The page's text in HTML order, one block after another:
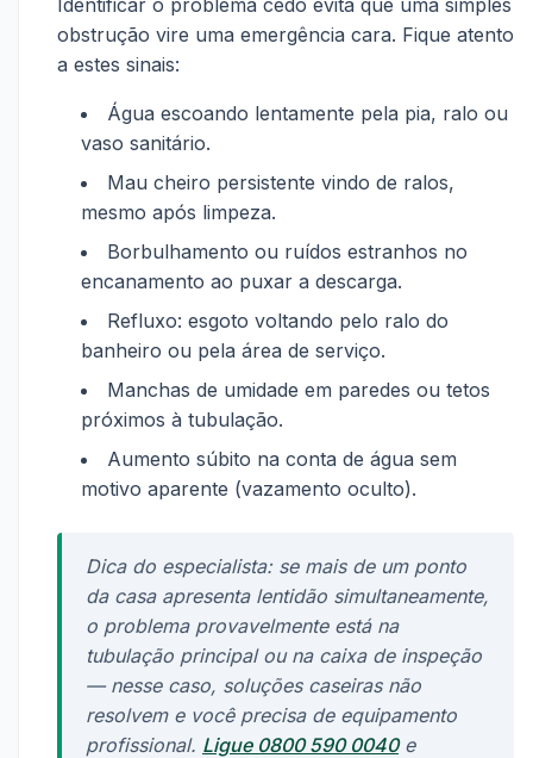
Identificar o problema cedo evita que uma simples
obstrução vire uma emergência cara. Fique atento
a estes sinais:
Água escoando lentamente pela pia, ralo ou
vaso sanitário.
Mau cheiro persistente vindo de ralos,
mesmo após limpeza.
Borbulhamento ou ruídos estranhos no
encanamento ao puxar a descarga.
Refluxo: esgoto voltando pelo ralo do
banheiro ou pela área de serviço.
Manchas de umidade em paredes ou tetos
próximos à tubulação.
Aumento súbito na conta de água sem
motivo aparente (vazamento oculto).
Dica do especialista: se mais de um ponto
da casa apresenta lentidão simultaneamente,
o problema provavelmente está na
tubulação principal ou na caixa de inspeção
— nesse caso, soluções caseiras não
resolvem e você precisa de equipamento
profissional. Ligue 0800 590 0040e